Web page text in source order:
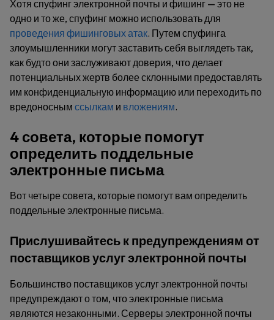
Хотя спуфинг электронной почты и фишинг — это не
одно и то же, спуфинг можно использовать для
проведения фишинговых атак. Путем спуфинга
злоумышленники могут заставить себя выглядеть так,
как будто они заслуживают доверия, что делает
потенциальных жертв более склонными предоставлять
им конфиденциальную информацию или переходить по
вредоносным ссылкам и вложениям.
4 совета, которые помогут
определить поддельные
электронные письма
Вот четыре совета, которые помогут вам определить
поддельные электронные письма.
Прислушивайтесь к предупреждениям от
поставщиков услуг электронной почты
Большинство поставщиков услуг электронной почты
предупреждают о том, что электронные письма
являются незаконными. Серверы электронной почты